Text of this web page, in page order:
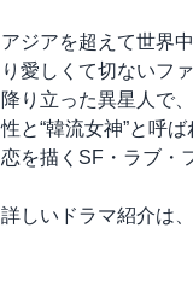
アジアを超えて世界
り愛しくて切ないフ
降り立った異星人で
性と“韓流女神”と呼
恋を描くSF・ラブ・
詳しいドラマ紹介は